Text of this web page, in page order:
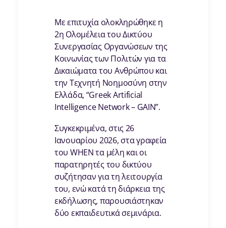
Με επιτυχία ολοκληρώθηκε η
2η Ολομέλεια του Δικτύου
Συνεργασίας Οργανώσεων της
Κοινωνίας των Πολιτών για τα
Δικαιώματα του Ανθρώπου και
την Τεχνητή Νοημοσύνη στην
Ελλάδα, “Greek Artificial
Intelligence Network – GAIN”.
Συγκεκριμένα, στις 26
Ιανουαρίου 2026, στα γραφεία
του WHEN τα μέλη και οι
παρατηρητές του δικτύου
συζήτησαν για τη λειτουργία
του, ενώ κατά τη διάρκεια της
εκδήλωσης, παρουσιάστηκαν
δύο εκπαιδευτικά σεμινάρια.